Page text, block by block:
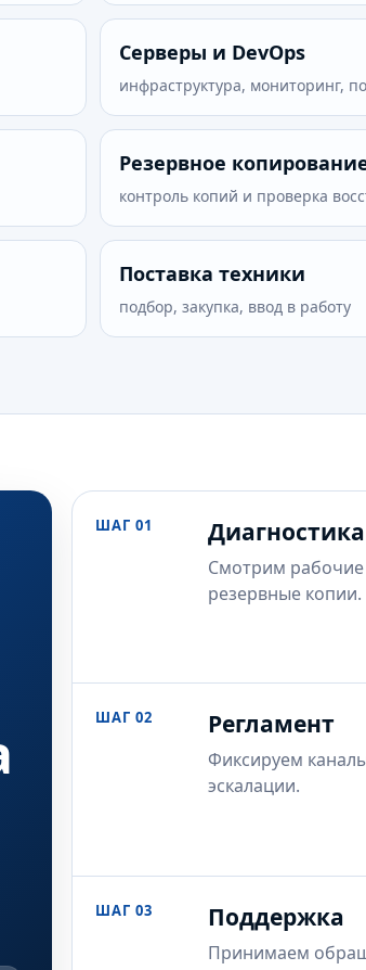
Серверы и DevOps
инфраструктура, мониторинг,
Резервное
контроль копий и проверка
Поставка техники
подбор, закупка, ввод в работу
ШАГ 01 Диагностика
Смотрим рабочие
резервные копии.
ШАГ 02 Регламент
Фиксируем
эскалации.
ШАГ 03 Поддержка
Принимаем